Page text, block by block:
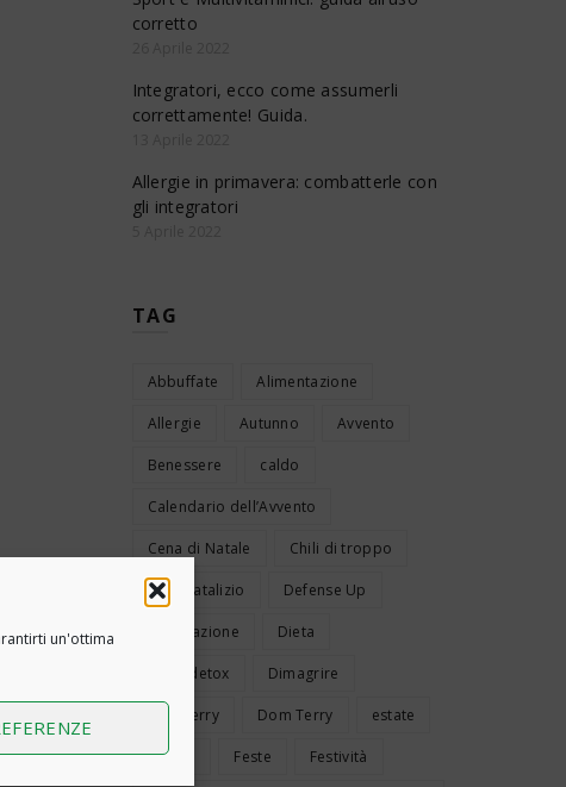
un'ottima
corretto
Integratori, ecco come assumerli
correttamente! Guida.
Allergie in primavera: combatterle con
gli integratori
TAG
Abbuffate Alimentazione
Allergie Autunno Avvento
Benessere caldo
Calendario dell’Avvento
Cena di Natale Chili di troppo
Cibo natalizio Defense Up
Depurazione Dieta
Dieta detox Dimagrire
DomTerry Dom Terry estate
Fegato Feste Festività